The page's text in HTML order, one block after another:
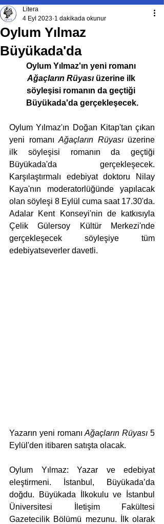
Oylum Yılmaz
Büyükada'da
Litera
4 Eyl 2023 1 dakikada okunur
Oylum Yılmaz'ın yeni romanı
Ağaçların Rüyası üzerine ilk
söyleşisi romanın da geçtiği
Büyükada'da gerçekleşecek.
Oylum Yılmaz'ın Doğan Kitap'tan çıkan
yeni romanı Ağaçların Rüyası üzerine
ilk söyleşisi romanın da geçtiği
Büyükada'da gerçekleşecek.
Karşılaştırmalı edebiyat doktoru Nilay
Kaya'nın moderatorlüğünde yapılacak
olan söyleşi 8 Eylül cuma saat 17.30'da.
Adalar Kent Konseyi'nin de katkısıyla
Çelik Gülersoy Kültür Merkezi'nde
gerçekleşecek söyleşiye tüm
edebiyatseverler davetli.
Yazarın yeni romanı Ağaçların Rüyası 5
Eylül'den itibaren satışta olacak.
Oylum Yılmaz: Yazar ve edebiyat
eleştirmeni. İstanbul, Büyükada’da
doğdu. Büyükada İlkokulu ve İstanbul
Üniversitesi İletişim Fakültesi
Gazetecilik Bölümü mezunu. İlk olarak